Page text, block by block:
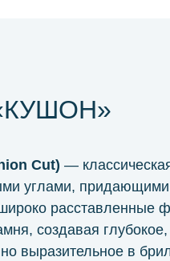
Cut) —
углами,
расставленные
создавая
выразительное в